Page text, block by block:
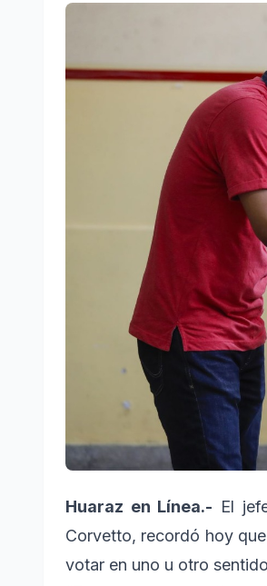
Huaraz en Línea.- El
Corvetto, recordó hoy
votar en uno u otro